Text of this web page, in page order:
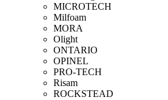
MICROTECH
Milfoam
MORA
Olight
ONTARIO
OPINEL
PRO-TECH
Risam
ROCKSTEAD